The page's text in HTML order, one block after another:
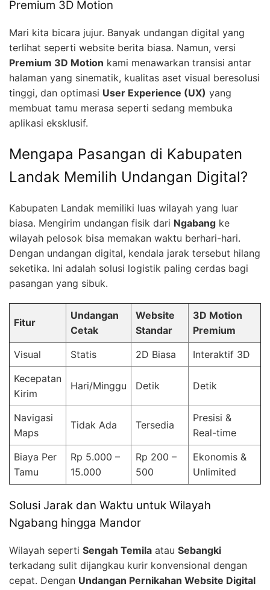
Premium 3D Motion
Mari kita bicara jujur. Banyak undangan digital yang
terlihat seperti website berita biasa. Namun, versi
Premium 3D Motion kami menawarkan transisi antar
halaman yang sinematik, kualitas aset visual beresolusi
tinggi, dan optimasi User Experience (UX) yang
membuat tamu merasa seperti sedang membuka
aplikasi eksklusif.
Mengapa Pasangan di Kabupaten
Landak Memilih Undangan Digital?
Kabupaten Landak memiliki luas wilayah yang luar
biasa. Mengirim undangan fisik dari Ngabang ke
wilayah pelosok bisa memakan waktu berhari-hari.
Dengan undangan digital, kendala jarak tersebut hilang
seketika. Ini adalah solusi logistik paling cerdas bagi
pasangan yang sibuk.
Fitur
Undangan
Cetak
Website
Standar
3D Motion
Premium
Visual
Statis 2D Biasa
Interaktif 3D
Kecepatan
Kirim
Hari/Minggu Detik Detik
Navigasi
Maps
Tidak Ada Tersedia
Presisi &
Real-time
Biaya Per
Tamu
Rp 5.000 –
15.000
Rp 200 –
500
Ekonomis &
Unlimited
Solusi Jarak dan Waktu untuk Wilayah
Ngabang hingga Mandor
Wilayah seperti Sengah Temila atau Sebangki
terkadang sulit dijangkau kurir konvensional dengan
cepat. Dengan Undangan Pernikahan Website Digital